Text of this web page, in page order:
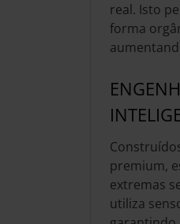
real. Isto
forma
premium,
extremas
utiliza